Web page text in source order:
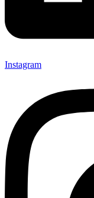
Instagram